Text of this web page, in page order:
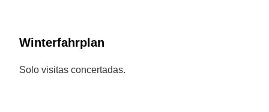
Winterfahrplan
Solo visitas concertadas.